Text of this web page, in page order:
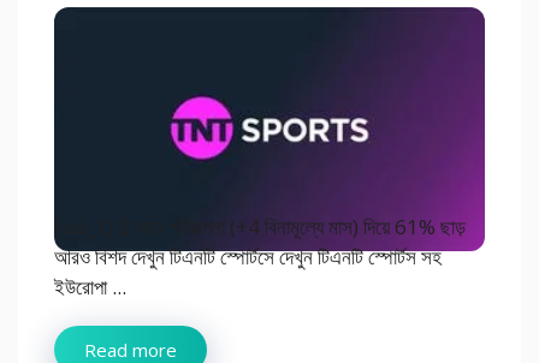
[ad_1] 2 বছর পরিকল্পনা (+4 বিনামূল্যে মাস) দিয়ে 61% ছাড়
আরও বিশদ দেখুন টিএনটি স্পোর্টসে দেখুন টিএনটি স্পোর্টস সহ
ইউরোপা ...
Read more